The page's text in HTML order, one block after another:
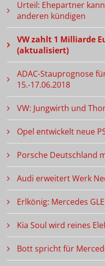
Urteil: Ehepartner
anderen kündigen
VW zahlt 1 Milliarde
(aktualisiert)
ADAC-Stauprognose
15.-17.06.2018
VW: Jungwirth und
Opel entwickelt neue
Porsche Deutschland
Audi erweitert Werk
Erlkönig: Mercedes
Kia Soul wird reines
Bott spricht für